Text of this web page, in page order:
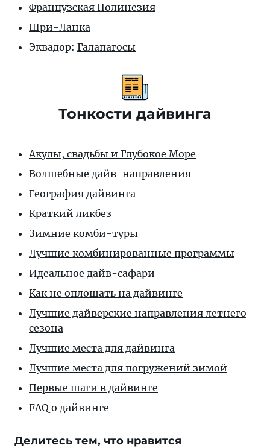
Французская Полинезия
Шри-Ланка
Эквадор: Галапагосы
Тонкости дайвинга
Акулы, свадьбы и Глубокое Море
Волшебные дайв-направления
География дайвинга
Краткий ликбез
Зимние комби-туры
Лучшие комбинированные программы
Идеальное дайв-сафари
Как не оплошать на дайвинге
Лучшие дайверские направления летнего
сезона
Лучшие места для дайвинга
Лучшие места для погружений зимой
Первые шаги в дайвинге
FAQ о дайвинге
Делитесь тем, что нравится